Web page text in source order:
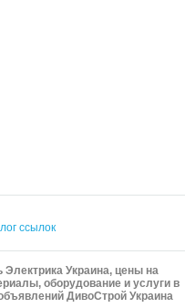
ссылок
Электрика Украина, цены на
оборудование и услуги в
ДивоСтрой Украина